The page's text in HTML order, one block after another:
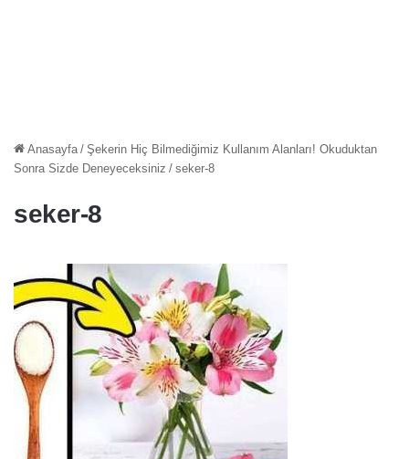
Anasayfa / Şekerin Hiç Bilmediğimiz Kullanım Alanları! Okuduktan
Sonra Sizde Deneyeceksiniz / seker-8
seker-8